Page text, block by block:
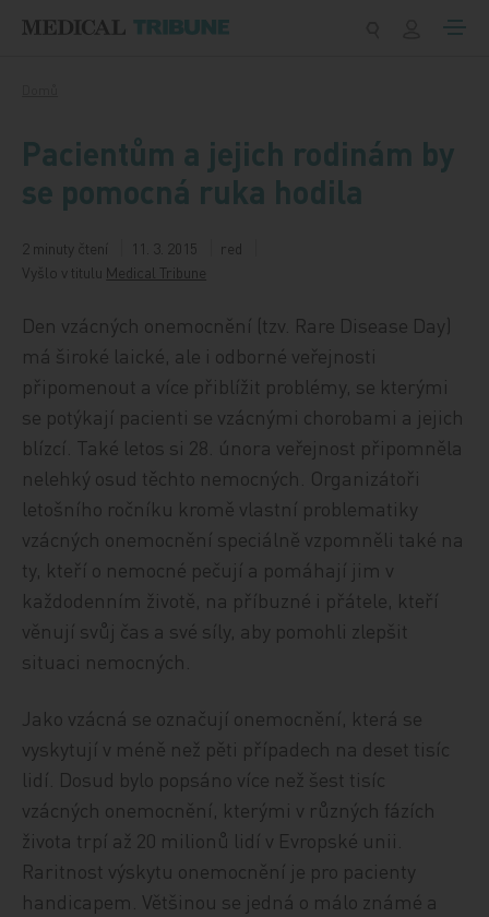
Pacientům a jejich rodinám by
se pomocná ruka hodila
2 minuty čtení 11. 3. 2015
red
Vyšlo v titulu Medical Tribune
Den vzácných onemocnění (tzv. Rare Disease Day)
má široké laické, ale i odborné veřejnosti
připomenout a více přiblížit problémy, se kterými
se potýkají pacienti se vzácnými chorobami a jejich
blízcí. Také letos si 28. února veřejnost připomněla
nelehký osud těchto nemocných. Organizátoři
letošního ročníku kromě vlastní problematiky
vzácných onemocnění speciálně vzpomněli také na
ty, kteří o nemocné pečují a pomáhají jim v
každodenním životě, na příbuzné i přátele, kteří
věnují svůj čas a své síly, aby pomohli zlepšit
situaci nemocných.
Jako vzácná se označují onemocnění, která se
vyskytují v méně než pěti případech na deset tisíc
lidí. Dosud bylo popsáno více než šest tisíc
vzácných onemocnění, kterými v různých fázích
života trpí až 20 milionů lidí v Evropské unii.
Raritnost výskytu onemocnění je pro pacienty
handicapem. Většinou se jedná o málo známé a